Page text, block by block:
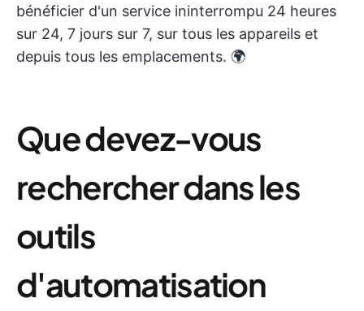
bénéficier d'un service ininterrompu 24 heures
sur 24, 7 jours sur 7, sur tous les appareils et
depuis tous les emplacements. 🌍
Que devez-vous
rechercher dans les
outils
d'automatisation